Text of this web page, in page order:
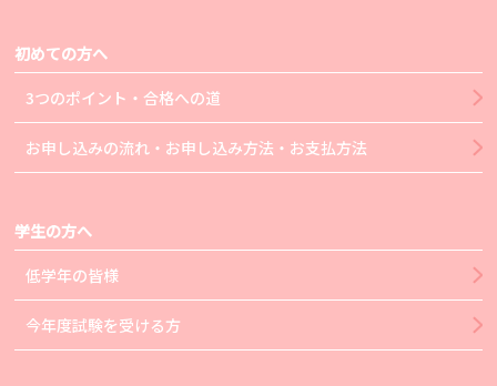
初めての方へ
3つのポイント・合格への道
お申し込みの流れ・お申し込み方法・お支払方法
学生の方へ
低学年の皆様
今年度試験を受ける方